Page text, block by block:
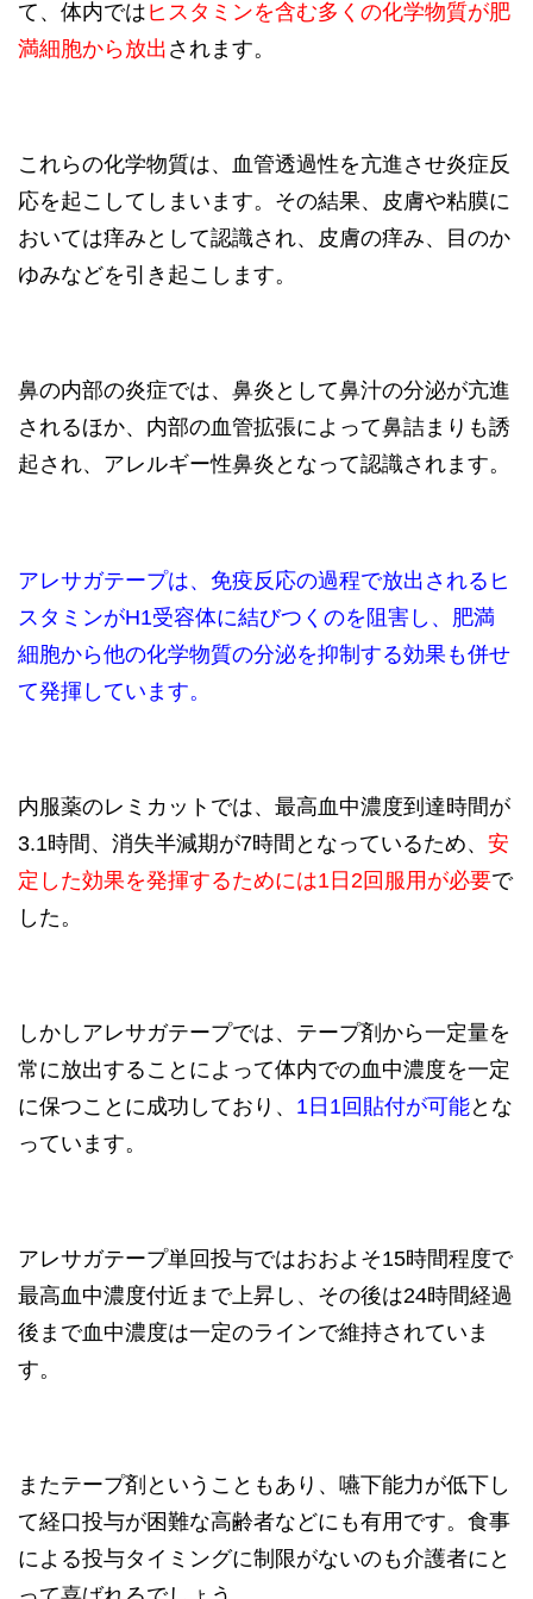
て、体内では ヒスタミンを含む多くの化学物質が肥
満細胞から放出 されます。
これらの化学物質は、血管透過性を亢進させ炎症反
応を起こしてしまいます。その結果、皮膚や粘膜に
おいては痒みとして認識され、皮膚の痒み、目のか
ゆみなどを引き起こします。
鼻の内部の炎症では、鼻炎として鼻汁の分泌が亢進
されるほか、内部の血管拡張によって鼻詰まりも誘
起され、アレルギー性鼻炎となって認識されます。
アレサガテープは、免疫反応の過程で放出されるヒ
スタミンがH1受容体に結びつくのを阻害し、肥満
細胞から他の化学物質の分泌を抑制する効果も併せ
て発揮しています。
内服薬のレミカットでは、最高血中濃度到達時間が
3.1時間、消失半減期が7時間となっているため、 安
定した効果を発揮するためには1日2回服用が必要で
した。
しかしアレサガテープでは、テープ剤から一定量を
常に放出することによって体内での血中濃度を一定
に保つことに成功しており、 1日1回貼付が可能とな
っています。
アレサガテープ単回投与ではおおよそ15時間程度で
最高血中濃度付近まで上昇し、その後は24時間経過
後まで血中濃度は一定のラインで維持されていま
す。
またテープ剤ということもあり、嚥下能力が低下し
て経口投与が困難な高齢者などにも有用です。食事
による投与タイミングに制限がないのも介護者にと